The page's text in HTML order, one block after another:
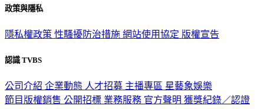
政策與隱私
隱私權政策 性騷擾防治措施 網站使用協定 版權宣告
認識 TVBS
公司介紹 企業動態 人才招募 主播專區 星藝象娛樂
節目版權銷售 公開招標 業務服務 官方聲明 獲獎紀錄／認證